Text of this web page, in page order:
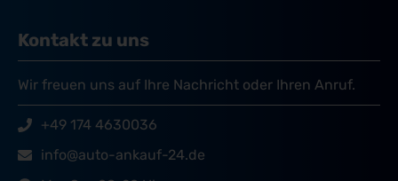
Kontakt zu uns
Wir freuen uns auf Ihre Nachricht oder Ihren Anruf.
+49 174 4630036
info@auto-ankauf-24.de